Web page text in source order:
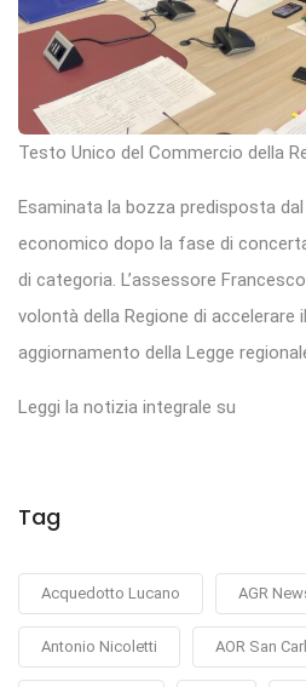
Testo Unico del Commercio della
Esaminata la bozza predisposta
economico dopo la fase di
di categoria. L’assessore
volontà della Regione di accelerare
aggiornamento della Legge
Leggi la notizia integrale su
Tag
Acquedotto Lucano AGR
Antonio Nicoletti AOR San